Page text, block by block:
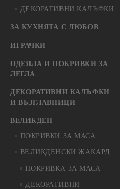
ДЕКОРАТИВНИ КАЛЪФКИ
ЗА КУХНЯТА С ЛЮБОВ
ИГРАЧКИ
ОДЕЯЛА И ПОКРИВКИ ЗА
ЛЕГЛА
ДЕКОРАТИВНИ КАЛЪФКИ
И ВЪЗГЛАВНИЦИ
ВЕЛИКДЕН
ПОКРИВКИ ЗА МАСА
ВЕЛИКДЕНСКИ ЖАКАРД
ПОКРИВКА ЗА МАСА
ДЕКОРАТИВНИ